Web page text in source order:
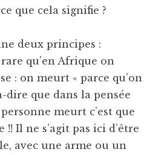
que cela signifie ?
deux principes :
qu’en Afrique on
: on meurt « parce qu’on
dire que dans la pensée
meurt c’est que
!! Il ne s’agit pas ici d’être
avec une arme ou un